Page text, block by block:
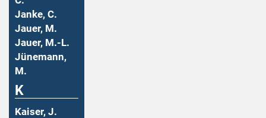
Janke, C.
Jauer, M.
Jauer, M.-L.
Jünemann,
M.
K
Kaiser, J.